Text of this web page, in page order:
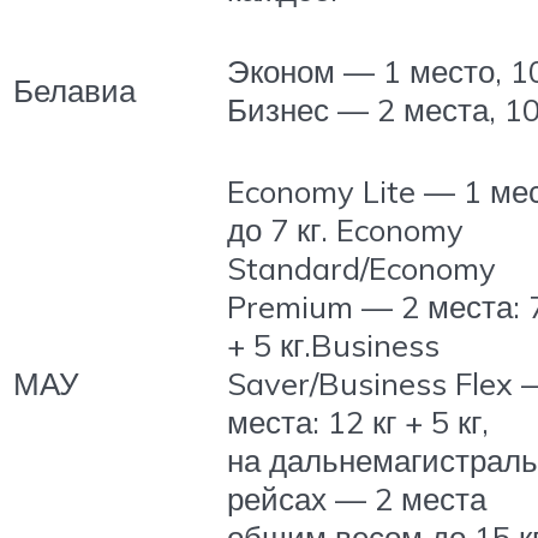
Белавиа
Эконом — 1 место,
Бизнес — 2 места, 10
МАУ
Economy Lite — 1
до 7 кг. Economy
Standard/Economy
Premium — 2 места:
+ 5 кг.Business
Saver/Business Flex
места: 12 кг + 5 кг,
на
рейсах — 2 места